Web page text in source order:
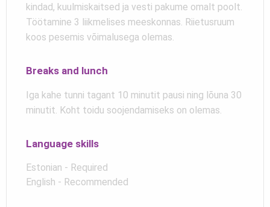
kindad, kuulmiskaitsed ja vesti pakume omalt poolt.
Töötamine 3 liikmelises meeskonnas. Riietusruum
koos pesemis võimalusega olemas.
Breaks and lunch
Iga kahe tunni tagant 10 minutit pausi ning lõuna 30
minutit. Koht toidu soojendamiseks on olemas.
Language skills
Estonian - Required
English - Recommended